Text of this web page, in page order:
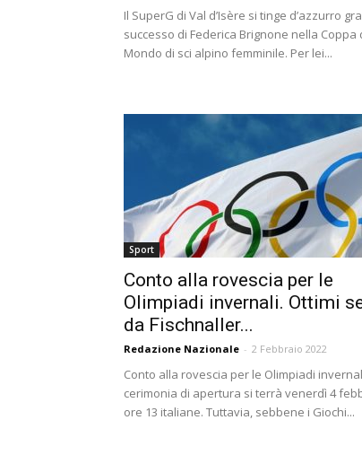
Il SuperG di Val d’Isère si tinge d’azzurro
successo di Federica Brignone nella Coppa
Mondo di sci alpino femminile. Per lei...
Sport
Conto alla rovescia per le
Olimpiadi invernali. Ottimi
da Fischnaller...
Redazione Nazionale - 2 Febbraio 2022
Conto alla rovescia per le Olimpiadi
cerimonia di apertura si terrà venerdì 4
ore 13 italiane. Tuttavia, sebbene i Giochi...